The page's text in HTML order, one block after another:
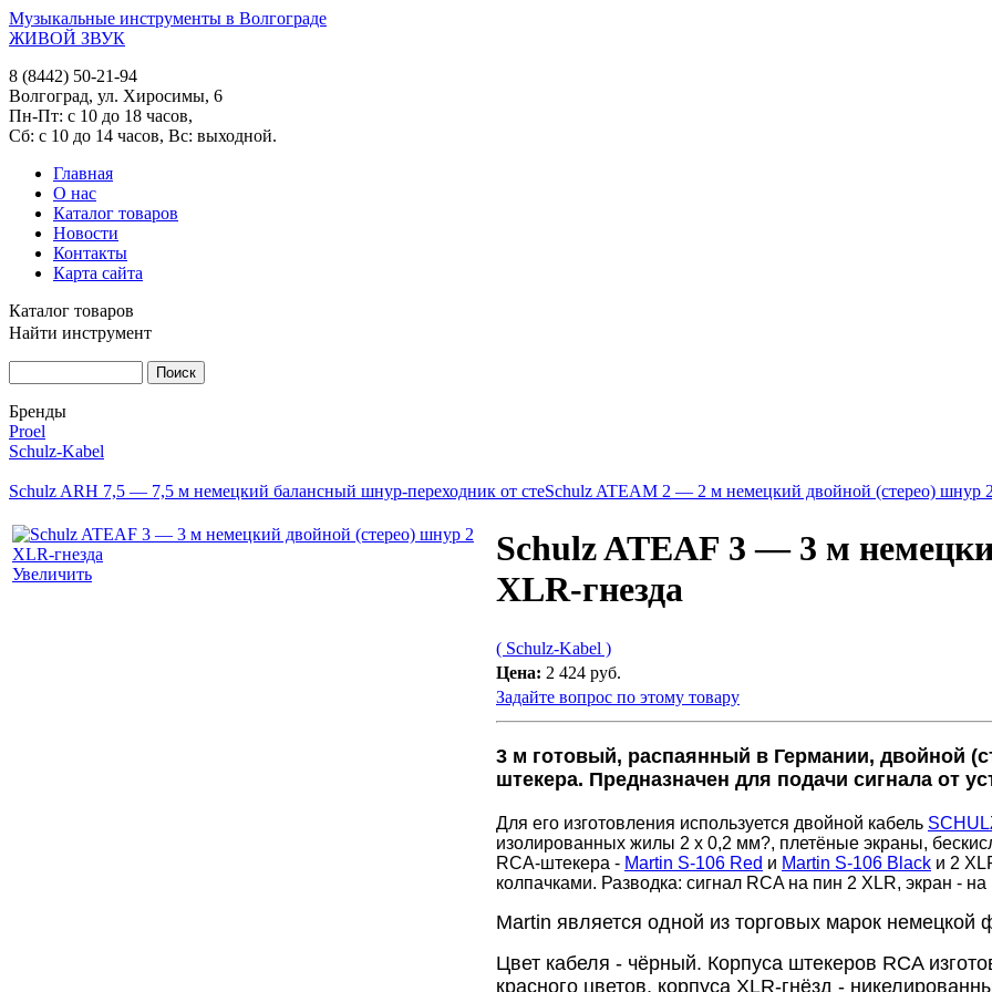
Музыкальные инструменты в Волгограде
ЖИВОЙ ЗВУК
8 (8442) 50-21-94
Волгоград, ул. Хиросимы, 6
Пн-Пт: с 10 до 18 часов,
Сб: с 10 до 14 часов, Вс: выходной.
Главная
О нас
Каталог товаров
Новости
Контакты
Карта сайта
Каталог товаров
Найти инструмент
Бренды
Proel
Schulz-Kabel
Schulz ARH 7,5 — 7,5 м немецкий балансный шнур-переходник от стеSchulz ATEAM 2 — 2 м немецкий двойной (стерео) шнур
Увеличить
Schulz ATEAF 3 — 3 м
XLR-гнезда
( Schulz-Kabel )
Цена: 2 424 руб.
Задайте вопрос по этому товару
3 м готовый, распаянный в Германии, двойной
штекера. Предназначен для подачи сигнала от
Для его изготовления используется двойной кабель
изолированных жилы 2 x 0,2 мм?, плетёные экраны,
RCA-штекера - Martin S-106 Red и Martin S-106 Black и 2
колпачками. Разводка: сигнал RCA на пин 2 XLR, экран -
Martin является одной из торговых марок
Цвет кабеля - чёрный. Корпуса штекеров RCA
красного цветов, корпуса XLR-гнёзд -